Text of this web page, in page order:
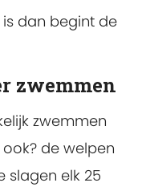
is dan begint de
zwemmen
zwemmen
de welpen
slagen elk 25